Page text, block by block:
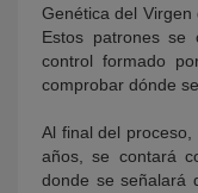
Genética del
Estos patrones
control formado
comprobar dónde
Al final del
años, se contará
donde se señalará